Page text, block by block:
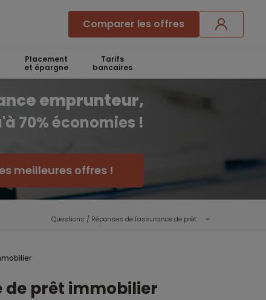
Comparer les offres
Placement
et épargne
Tarifs
bancaires
emprunteur,
70% économies !
meilleures offres !
Questions / Réponses de l'assurance de prêt
de prêt immobilier